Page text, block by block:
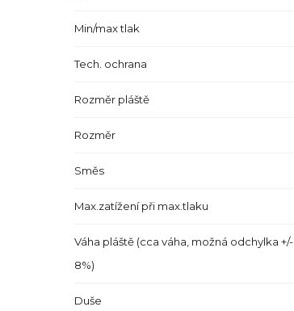
Min/max tlak
Tech. ochrana
Rozměr pláště
Rozměr
Směs
Max.zatížení při max.tlaku
Váha pláště (cca váha, možná odchylka +/-
8%)
Duše